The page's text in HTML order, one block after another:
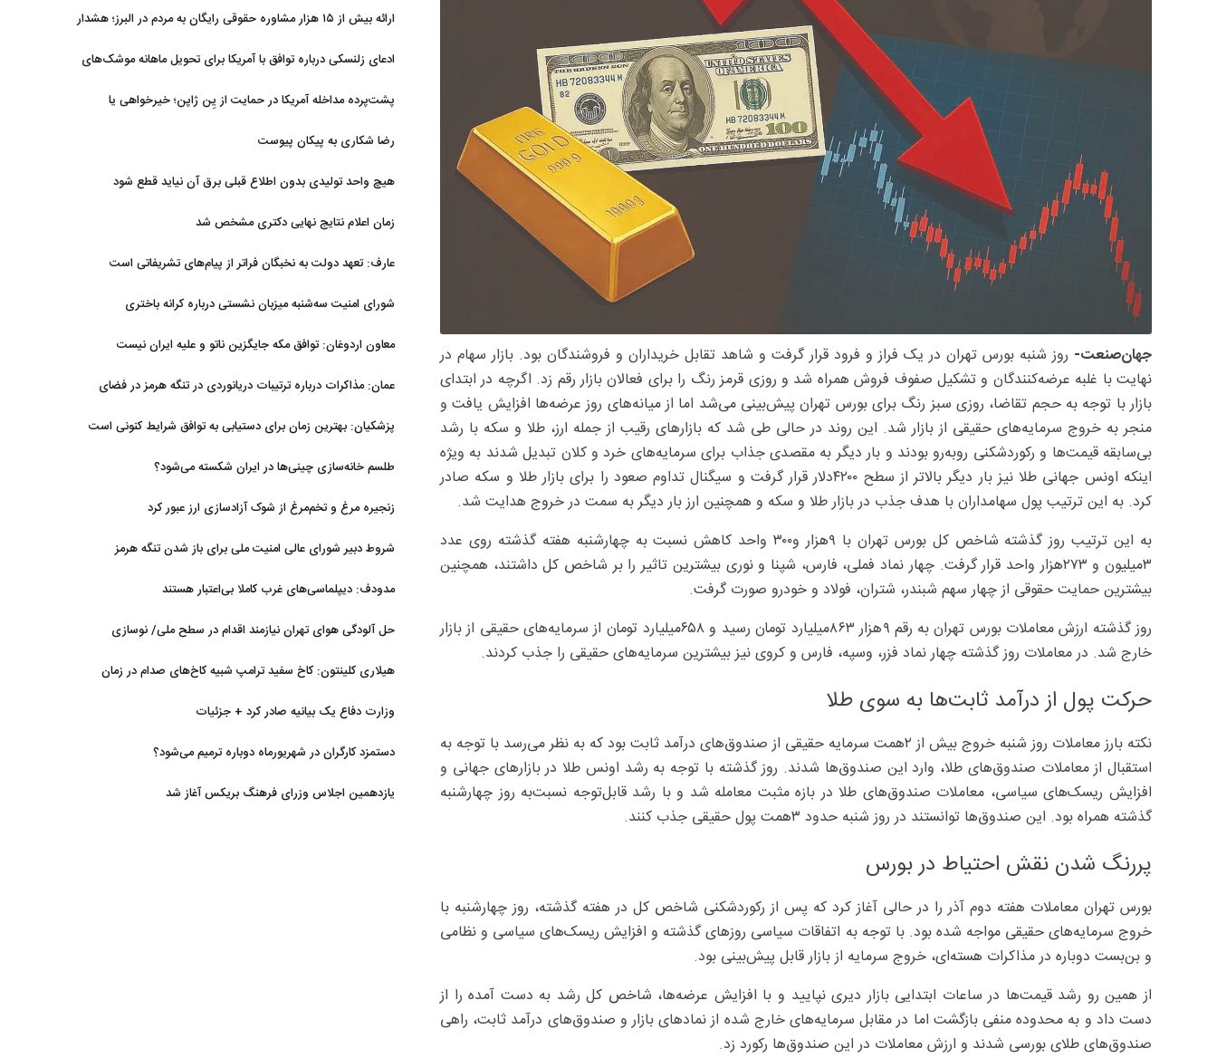
جهان‌صنعت- روز شنبه بورس تهران در یک فراز و فرود قرار گرفت و شاهد تقابل خریداران و فروشندگان بود. بازار سهام در
نهایت با غلبه عرضه‌کنندگان و تشکیل صفوف فروش همراه شد و روزی قرمز رنگ را برای فعالان بازار رقم زد. اگرچه در ابتدای
بازار با توجه به حجم تقاضا، روزی سبز رنگ برای بورس تهران پیش‌بینی می‌شد اما از میانه‌های روز عرضه‌ها افزایش یافت و
منجر به خروج سرمایه‌های حقیقی از بازار شد. این روند در حالی طی شد که بازارهای رقیب از جمله ارز، طلا و سکه با رشد
بی‌سابقه قیمت‌ها و رکوردشکنی روبه‌رو بودند و بار دیگر به مقصدی جذاب برای سرمایه‌‌های خرد و کلان تبدیل شدند به ویژه
اینکه اونس جهانی طلا نیز بار دیگر بالاتر از سطح ۴۲۰۰دلار قرار گرفت و سیگنال تداوم صعود را برای بازار طلا و سکه صادر
کرد. به این ترتیب پول سهامداران با هدف جذب در بازار طلا و سکه و همچنین ارز بار دیگر به سمت در خروج هدایت شد.
به این ترتیب روز گذشته شاخص کل بورس تهران با ۹‌هزار و۳۰۰ واحد کاهش نسبت به چهارشنبه هفته گذشته روی عدد
۳‌میلیون و ۲۷۳‌هزار واحد قرار گرفت. چهار نماد فملی، فارس، شپنا و نوری بیشترین تاثیر را بر شاخص کل داشتند، همچنین
بیشترین حمایت حقوقی از چهار سهم شبندر، شتران، فولاد و خودرو صورت گرفت.
روز گذشته ارزش معاملات بورس تهران به رقم ۹‌هزار ۸۶۳‌میلیارد تومان رسید و ۶۵۸‌میلیارد تومان از سرمایه‌های حقیقی از بازار
خارج شد. در معاملات روز گذشته چهار نماد فزر، وسپه، فارس و کروی نیز بیشترین سرمایه‌های حقیقی را جذب کردند.
حرکت پول از درآمد ثابت‌ها به سوی طلا
نکته بارز معاملات روز شنبه خروج بیش از ۲همت سرمایه حقیقی از صندوق‌های درآمد ثابت بود که به نظر می‌رسد با توجه به
استقبال از معاملات صندوق‌های طلا، وارد این صندوق‌ها شدند. روز گذشته با توجه به رشد اونس طلا در بازارهای جهانی و
افزایش ریسک‌های سیاسی، معاملات صندوق‌های طلا در بازه مثبت معامله شد و با رشد قابل‌توجه نسبت‌به روز چهارشنبه
گذشته همراه بود. این صندوق‌ها توانستند در روز شنبه حدود ۳همت پول حقیقی جذب کنند.
پررنگ شدن نقش احتیاط در بورس
بورس تهران معاملات هفته دوم آذر را در حالی آغاز کرد که پس از رکوردشکنی شاخص کل در هفته گذشته، روز چهارشنبه با
خروج سرمایه‌های حقیقی مواجه شده بود. با توجه به اتفاقات سیاسی روزهای گذشته و افزایش ریسک‌های سیاسی و نظامی
و بن‌بست دوباره در مذاکرات هسته‌ای، خروج سرمایه از بازار قابل پیش‌بینی بود.
از همین رو رشد قیمت‌ها در ساعات ابتدایی بازار دیری نپایید و با افزایش عرضه‌ها، شاخص کل رشد به دست آمده را از
دست داد و به محدوده منفی بازگشت اما در مقابل سرمایه‌های خارج شده از نمادهای بازار و صندوق‌های درآمد ثابت، راهی
صندوق‌های طلای بورسی شدند و ارزش معاملات در این صندوق‌ها رکورد زد.
ارائه بیش از ۱۵ هزار مشاوره حقوقی رایگان به مردم در البرز؛ هشدار
ادعای زلنسکی درباره توافق با آمریکا برای تحویل ماهانه موشک‌های
پشت‌پرده مداخله آمریکا در حمایت از یِن ژاپن؛ خیرخواهی یا
رضا شکاری به پیکان پیوست
هیچ واحد تولیدی بدون اطلاع قبلی برق آن نیاید قطع شود
زمان اعلام نتایج نهایی دکتری مشخص شد
عارف: تعهد دولت به نخبگان فراتر از پیام‎‌های تشریفاتی است
شورای امنیت سه‌شنبه میزبان نشستی درباره کرانه باختری
معاون اردوغان: توافق مکه جایگزین ناتو و علیه ایران نیست
عمان: مذاکرات درباره ترتیبات دریانوردی در تنگه هرمز در فضای
پزشکیان‌: بهترین زمان برای دستیابی به توافق شرایط کنونی است
طلسم خانه‌سازی چینی‌ها در ایران شکسته می‌شود؟
زنجیره مرغ و تخم‌مرغ از شوک آزادسازی ارز عبور کرد
شروط دبیر شورای عالی امنیت ملی برای باز شدن تنگه هرمز
مدودف: دیپلماسی‌های غرب کاملا بی‌اعتبار هستند
حل آلودگی هوای تهران نیازمند اقدام در سطح ملی/ نوسازی
هیلاری کلینتون: کاخ سفید ترامپ شبیه کاخ‌های صدام در زمان
وزارت دفاع یک بیانیه صادر کرد + جزئیات
دستمزد کارگران در شهریورماه دوباره ترمیم می‌شود؟
یازدهمین اجلاس وزرای فرهنگ بریکس آغاز شد